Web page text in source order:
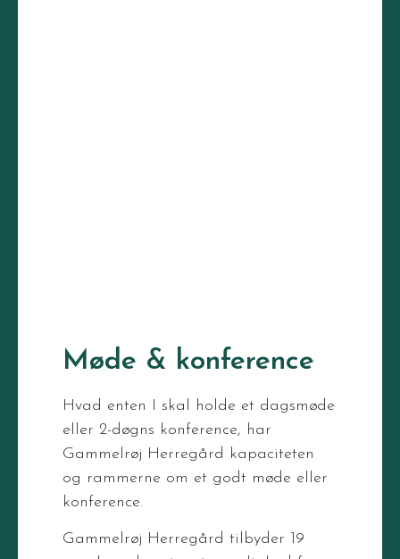
Møde & konference
Hvad enten I skal holde et dagsmøde
eller 2-døgns konference, har
Gammelrøj Herregård kapaciteten
og rammerne om et godt møde eller
konference.
Gammelrøj Herregård tilbyder 19